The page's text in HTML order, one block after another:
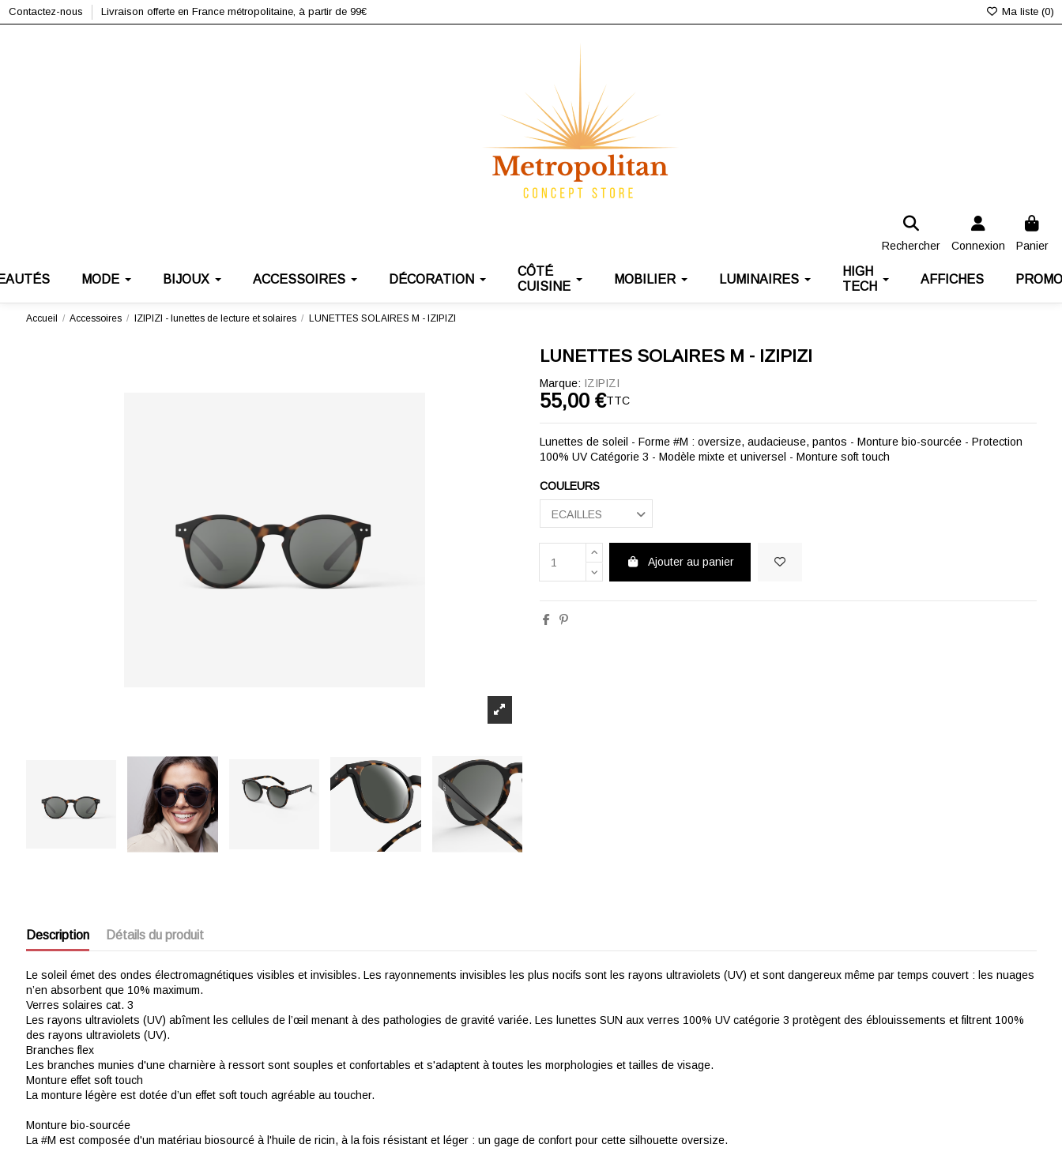
Contactez-nous Livraison offerte en France métropolitaine, à partir de 99€ Ma liste (0)
Rechercher Connexion Panier
MODE BIJOUX ACCESSOIRES DÉCORATION
CÔTÉ
CUISINE
MOBILIER LUMINAIRES
HIGH
TECH
AFFICHES
Accueil Accessoires IZIPIZI - lunettes de lecture et solaires LUNETTES SOLAIRES M - IZIPIZI
LUNETTES SOLAIRES M - IZIPIZI
Marque: IZIPIZI
55,00 €TTC
Lunettes de soleil - Forme #M : oversize, audacieuse, pantos - Monture bio-sourcée - Protection
100% UV Catégorie 3 - Modèle mixte et universel - Monture soft touch
COULEURS
Ajouter au panier
Description Détails du produit
Le soleil émet des ondes électromagnétiques visibles et invisibles. Les rayonnements invisibles les plus nocifs sont les rayons ultraviolets (UV) et sont dangereux même par temps couvert : les nuages
n’en absorbent que 10% maximum.
Verres solaires cat. 3
Les rayons ultraviolets (UV) abîment les cellules de l’œil menant à des pathologies de gravité variée. Les lunettes SUN aux verres 100% UV catégorie 3 protègent des éblouissements et filtrent 100%
des rayons ultraviolets (UV).
Branches flex
Les branches munies d'une charnière à ressort sont souples et confortables et s'adaptent à toutes les morphologies et tailles de visage.
Monture effet soft touch
La monture légère est dotée d’un effet soft touch agréable au toucher.
Monture bio-sourcée
La #M est composée d'un matériau biosourcé à l'huile de ricin, à la fois résistant et léger : un gage de confort pour cette silhouette oversize.